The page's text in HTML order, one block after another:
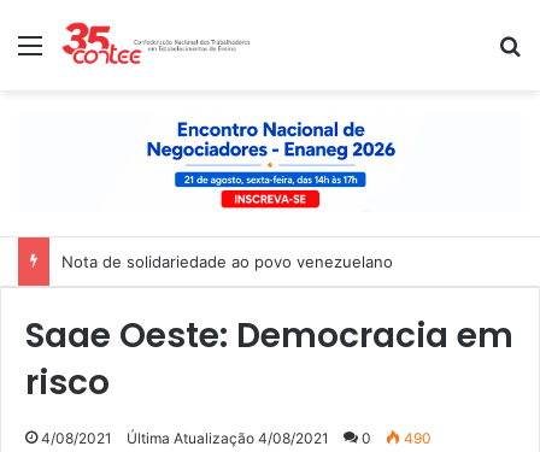
Menu
Nota de solidariedade ao povo venezuelano
Saae Oeste: Democracia em
risco
4/08/2021 Última Atualização 4/08/2021 0 490